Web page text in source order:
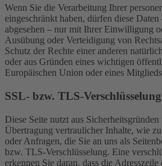
Wenn Sie die Verarbeitung Ihrer
eingeschränkt haben, dürfen diese
abgesehen – nur mit Ihrer Einwilligung
Ausübung oder Verteidigung von
Schutz der Rechte einer anderen
oder aus Gründen eines wichtigen
Europäischen Union oder eines
SSL- bzw. TLS-Verschlüsselung
Diese Seite nutzt aus
Übertragung vertraulicher Inhalte, wie
oder Anfragen, die Sie an uns als
bzw. TLS-Verschlüsselung. Eine
erkennen Sie daran, dass die